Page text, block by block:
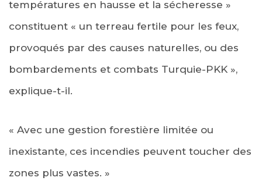
températures en hausse et la sécheresse »
constituent « un terreau fertile pour les feux,
provoqués par des causes naturelles, ou des
bombardements et combats Turquie-PKK »,
explique-t-il.
« Avec une gestion forestière limitée ou
inexistante, ces incendies peuvent toucher des
zones plus vastes. »